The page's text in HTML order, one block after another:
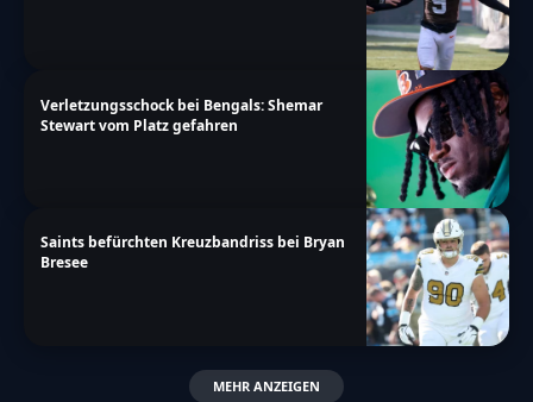
a-more\/nfl\/2024-week-6-diese-nfl-spiele-
erwarten-dich-heute-free-tv"}
Verletzungsschock bei Bengals: Shemar
Stewart vom Platz gefahren
Saints befürchten Kreuzbandriss bei Bryan
Bresee
MEHR ANZEIGEN